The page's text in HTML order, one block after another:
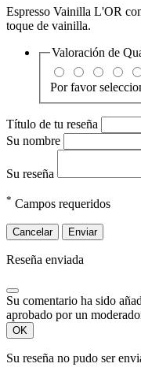
Espresso Vainilla L'OR
toque de vainilla.
Valoración de
Por favor
Título de tu reseña
Su nombre
Su reseña
* Campos requeridos
Cancelar Enviar
Reseña enviada
Su comentario ha sido
aprobado por un
OK
Su reseña no pudo ser